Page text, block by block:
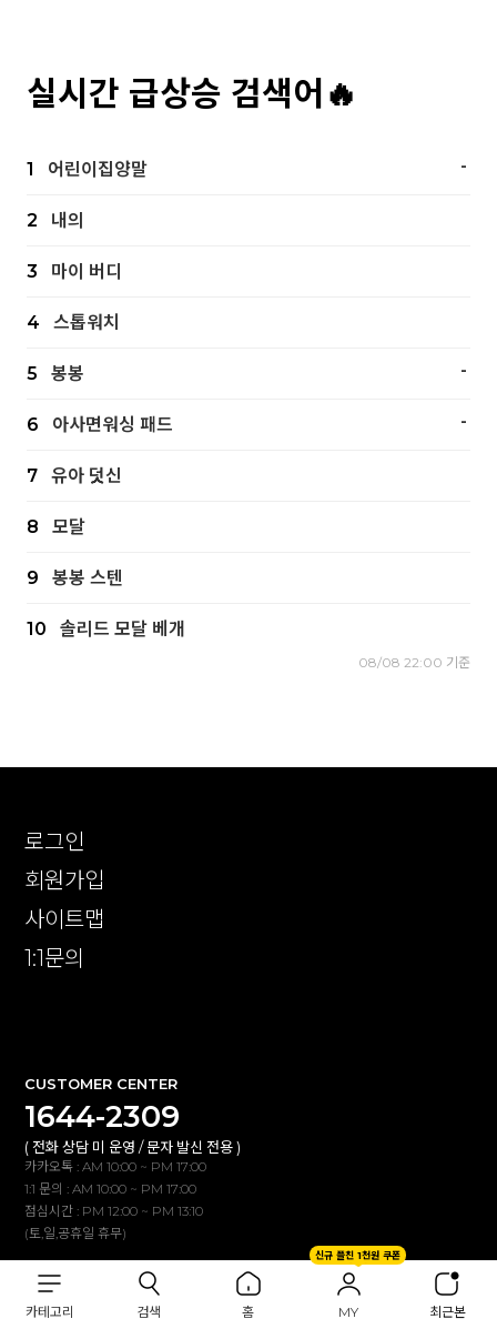
카테고리 검색 홈
신규 플친 1천원 쿠폰
MY 최근본
실시간 급상승 검색어🔥
1 어린이집양말 -
2 내의
3 마이 버디
4 스톱워치
5 봉봉 -
6 아사면워싱 패드 -
7 유아 덧신
8 모달
9 봉봉 스텐
10 솔리드 모달 베개
08/08 22:00 기준
로그인
회원가입
사이트맵
1:1문의
CUSTOMER CENTER
1644-2309
( 전화 상담 미 운영 / 문자 발신 전용 )
카카오톡 : AM 10:00 ~ PM 17:00
1:1 문의 : AM 10:00 ~ PM 17:00
점심시간 : PM 12:00 ~ PM 13:10
(토,일,공휴일 휴무)
BANK INFO